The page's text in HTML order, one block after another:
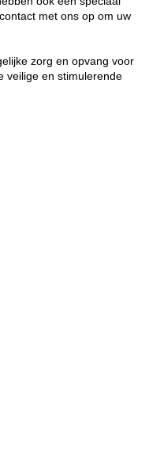
met ons op om uw
zorg en opvang voor
veilige en stimulerende